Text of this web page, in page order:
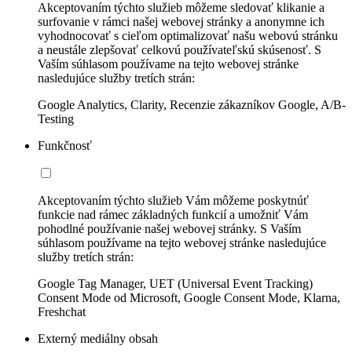
Akceptovaním týchto služieb môžeme sledovať klikanie a
surfovanie v rámci našej webovej stránky a anonymne ich
vyhodnocovať s cieľom optimalizovať našu webovú stránku
a neustále zlepšovať celkovú používateľskú skúsenosť. S
Vaším súhlasom používame na tejto webovej stránke
nasledujúce služby tretích strán:
Google Analytics, Clarity, Recenzie zákazníkov Google, A/B-
Testing
Funkčnosť
Akceptovaním týchto služieb Vám môžeme poskytnúť
funkcie nad rámec základných funkcií a umožniť Vám
pohodlné používanie našej webovej stránky. S Vaším
súhlasom používame na tejto webovej stránke nasledujúce
služby tretích strán:
Google Tag Manager, UET (Universal Event Tracking)
Consent Mode od Microsoft, Google Consent Mode, Klarna,
Freshchat
Externý mediálny obsah